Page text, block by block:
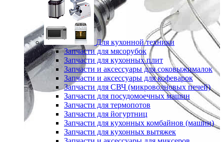
Для кухонной техники
Запчасти для мясорубок
Запчасти для кухонных плит
Запчасти и аксессуары для соковыжималок
Запчасти и аксессуары для кофеварок
Запчасти для СВЧ (микроволновых печей)
Запчасти для посудомоечных машин
Запчасти для термопотов
Запчасти для йогуртниц
Запчасти для кухонных комбайнов (машин)
Запчасти для кухонных вытяжек